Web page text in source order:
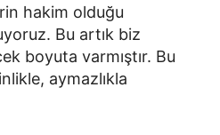
hakim olduğu
Bu artık biz
boyuta varmıştır. Bu
aymazlıkla